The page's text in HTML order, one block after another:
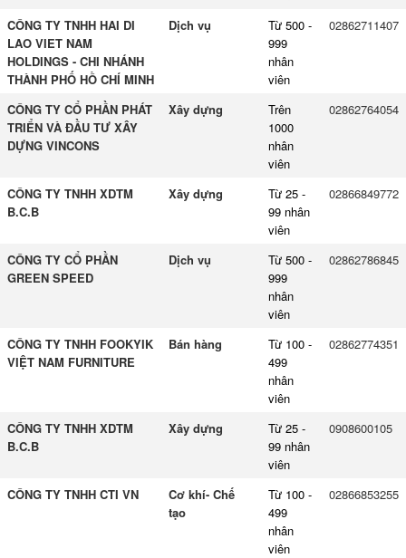
CÔNG TY TNHH HAI DI
LAO VIET NAM
HOLDINGS - CHI NHÁNH
THÀNH PHỐ HỒ CHÍ MINH
Dịch vụ
Từ 500 -
999
nhân
viên
02862711407
CÔNG TY CỔ PHẦN PHÁT
TRIỂN VÀ ĐẦU TƯ XÂY
DỰNG VINCONS
Xây dựng
Trên
1000
nhân
viên
02862764054
CÔNG TY TNHH XDTM
B.C.B
Xây dựng
Từ 25 -
99 nhân
viên
02866849772
CÔNG TY CỔ PHẦN
GREEN SPEED
Dịch vụ
Từ 500 -
999
nhân
viên
02862786845
CÔNG TY TNHH FOOKYIK
VIỆT NAM FURNITURE
Bán hàng
Từ 100 -
499
nhân
viên
02862774351
CÔNG TY TNHH XDTM
B.C.B
Xây dựng
Từ 25 -
99 nhân
viên
0908600105
CÔNG TY TNHH CTI VN
Cơ khí- Chế
tạo
Từ 100 -
499
nhân
viên
02866853255